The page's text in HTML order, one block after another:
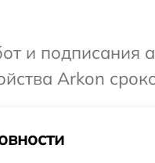
и
Arkon